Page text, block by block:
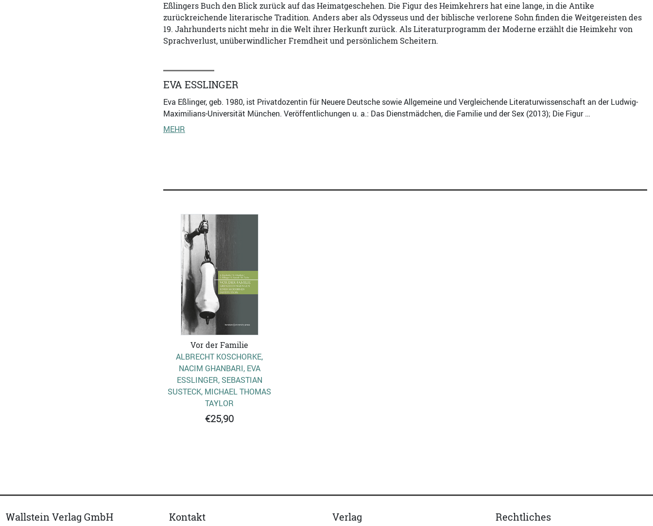
Eßlingers Buch den Blick zurück auf das Heimatgeschehen. Die Figur des Heimkehrers hat eine lange, in die Antike
zurückreichende literarische Tradition. Anders aber als Odysseus und der biblische verlorene Sohn finden die Weitgereisten des
19. Jahrhunderts nicht mehr in die Welt ihrer Herkunft zurück. Als Literaturprogramm der Moderne erzählt die Heimkehr von
Sprachverlust, unüberwindlicher Fremdheit und persönlichem Scheitern.
EVA ESSLINGER
Eva Eßlinger, geb. 1980, ist Privatdozentin für Neuere Deutsche sowie Allgemeine und Vergleichende Literaturwissenschaft an der Ludwig-
Maximilians-Universität München. Veröffentlichungen u. a.: Das Dienstmädchen, die Familie und der Sex (2013); Die Figur …
MEHR
Vor der Familie
ALBRECHT KOSCHORKE,
NACIM GHANBARI, EVA
ESSLINGER, SEBASTIAN S
USTECK, MICHAEL THOMAS T
AYLOR
€25,90
Wallstein Verlag GmbH Kontakt Verlag Rechtliches